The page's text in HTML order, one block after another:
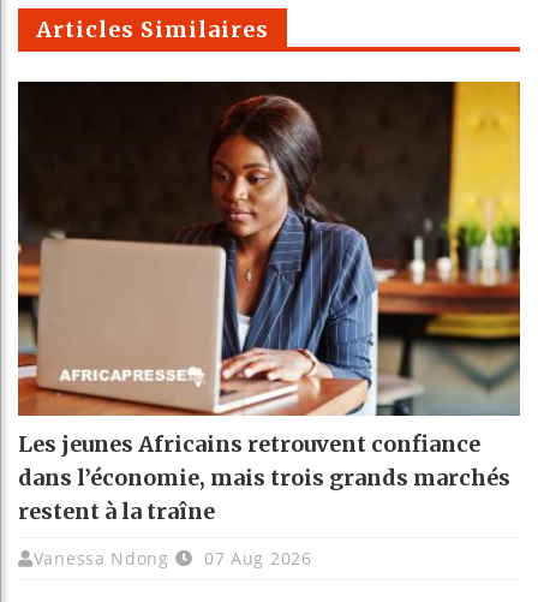
m
Articles Similaires
Les jeunes Africains retrouvent confiance
dans l’économie, mais trois grands marchés
restent à la traîne
Vanessa Ndong 07 Aug 2026